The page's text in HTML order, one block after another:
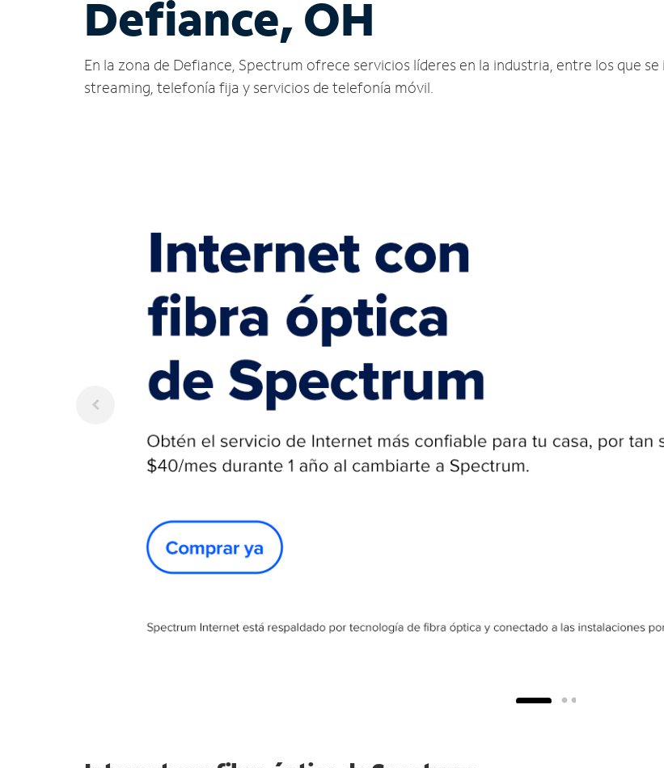
Defiance, OH
En la zona de Defiance, Spectrum ofrece servicios líderes en la industria, entre los que
streaming, telefonía fija y servicios de telefonía móvil.